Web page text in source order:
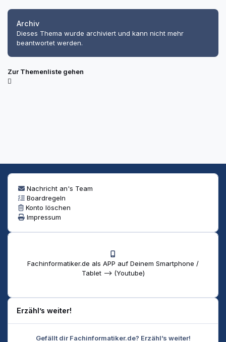
Archiv
Dieses Thema wurde archiviert und kann nicht mehr
beantwortet werden.
Zur Themenliste gehen
Nachricht an's Team
Boardregeln
Konto löschen
Impressum
Fachinformatiker.de als APP auf Deinem Smartphone /
Tablet --> (Youtube)
Erzähl’s weiter!
Gefällt dir Fachinformatiker.de? Erzähl’s weiter!